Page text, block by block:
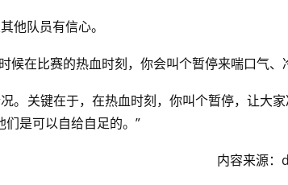
他队员有信心。
在比赛的热血时刻，你会叫个暂停来喘口气、
。关键在于，在热血时刻，你叫个暂停，让大
是可以自给自足的。”
内容来源